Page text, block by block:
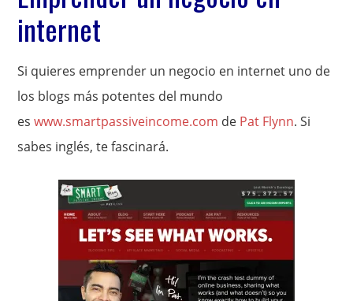
internet
Si quieres emprender un negocio en internet uno de
los blogs más potentes del mundo
eswww.smartpassiveincome.com de Pat Flynn. Si
sabes inglés, te fascinará.